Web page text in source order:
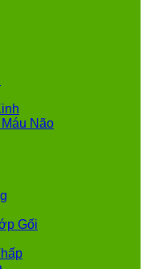
Não
Gối